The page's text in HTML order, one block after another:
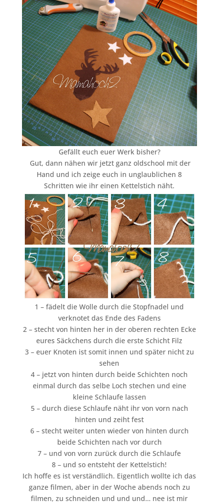
Gefällt euch euer Werk bisher?
Gut, dann nähen wir jetzt ganz oldschool mit der
Hand und ich zeige euch in unglaublichen 8
Schritten wie ihr einen Kettelstich näht.
1 – fädelt die Wolle durch die Stopfnadel und
verknotet das Ende des Fadens
2 – stecht von hinten her in der oberen rechten Ecke
eures Säckchens durch die erste Schicht Filz
3 – euer Knoten ist somit innen und später nicht zu
sehen
4 – jetzt von hinten durch beide Schichten noch
einmal durch das selbe Loch stechen und eine
kleine Schlaufe lassen
5 – durch diese Schlaufe näht ihr von vorn nach
hinten und zeiht fest
6 – stecht weiter unten wieder von hinten durch
beide Schichten nach vor durch
7 – und von vorn zurück durch die Schlaufe
8 – und so entsteht der Kettelstich!
Ich hoffe es ist verständlich. Eigentlich wollte ich das
ganze filmen, aber in der Woche abends noch zu
filmen, zu schneiden und und und… nee ist mir